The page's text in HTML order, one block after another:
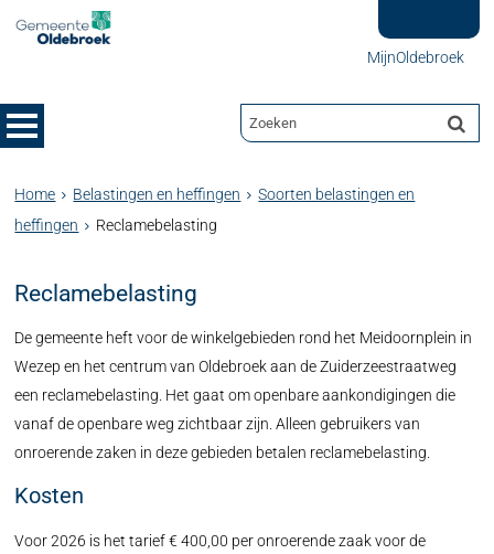
MijnOldebroek
Home Belastingen en heffingen
Soorten belastingen en
heffingen
Reclamebelasting
Reclamebelasting
De gemeente heft voor de winkelgebieden rond het Meidoornplein in
Wezep en het centrum van Oldebroek aan de Zuiderzeestraatweg
een reclamebelasting. Het gaat om openbare aankondigingen die
vanaf de openbare weg zichtbaar zijn. Alleen gebruikers van
onroerende zaken in deze gebieden betalen reclamebelasting.
Kosten
Voor 2026 is het tarief € 400,00 per onroerende zaak voor de